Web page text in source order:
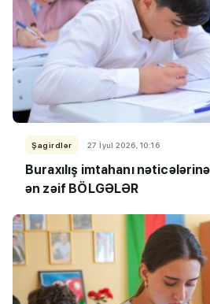
Şagirdlər 27 İyul 2026, 10:16
Buraxılış imtahanı
ən zəif BÖLGƏLƏR